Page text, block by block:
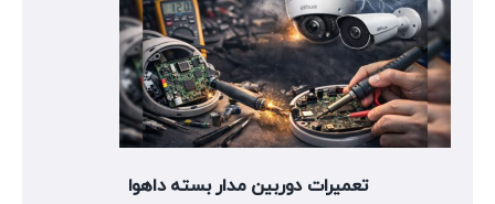
تعمیرات دوربین مدار بسته داهوا